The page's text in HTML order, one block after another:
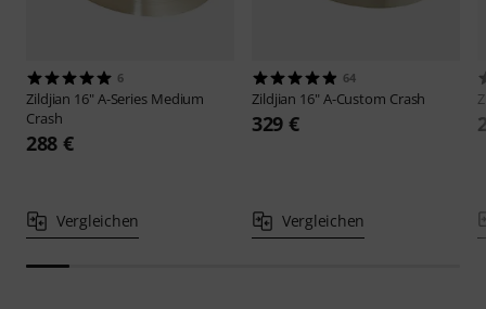
6
Zildjian 16" A-Series Medium
Crash
288 €
Vergleichen
64
Zildjian 16" A-Custom Crash
329 €
Vergleichen